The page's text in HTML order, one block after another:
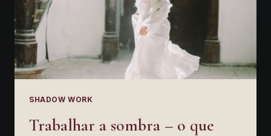
SHADOW WORK
Trabalhar a sombra – o que